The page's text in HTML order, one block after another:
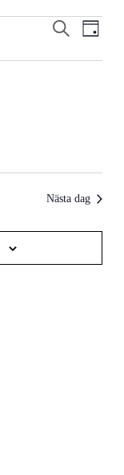
Sök Dag
Nästa dag